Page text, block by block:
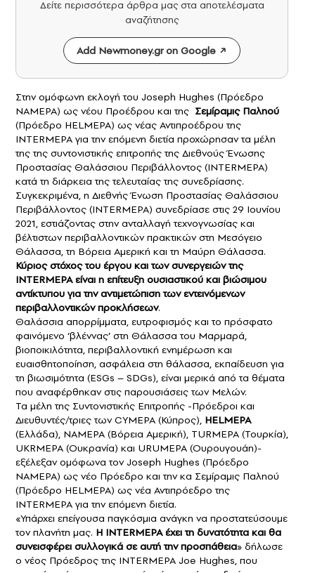
Δείτε περισσότερα άρθρα μας στα αποτελέσματα
αναζήτησης
Add Newmoney.gr on Google
Στην ομόφωνη εκλογή του Joseph Hughes (Πρόεδρο
NAMEPA) ως νέου Προέδρου και της Σεμίραμις Παληού
(Πρόεδρο HELMEPA) ως νέας Αντιπροέδρου της
INTERMEPA για την επόμενη διετία προχώρησαν τα μέλη
της της συντονιστικής επιτροπής της Διεθνούς Ένωσης
Προστασίας Θαλάσσιου Περιβάλλοντος (INTERMEPA)
κατά τη διάρκεια της τελευταίας της συνεδρίασης.
Συγκεκριμένα, η Διεθνής Ένωση Προστασίας Θαλάσσιου
Περιβάλλοντος (INTERMEPA) συνεδρίασε στις 29 Ιουνίου
2021, εστιάζοντας στην ανταλλαγή τεχνογνωσίας και
βέλτιστων περιβαλλοντικών πρακτικών στη Μεσόγειο
Θάλασσα, τη Βόρεια Αμερική και τη Μαύρη Θάλασσα.
Κύριος στόχος του έργου και των συνεργειών της
INTERMEPA είναι η επίτευξη ουσιαστικού και βιώσιμου
αντίκτυπου για την αντιμετώπιση των εντεινόμενων
περιβαλλοντικών προκλήσεων.
Θαλάσσια απορρίμματα, ευτροφισμός και το πρόσφατο
φαινόμενο ‘βλέννας’ στη Θάλασσα του Μαρμαρά,
βιοποικιλότητα, περιβαλλοντική ενημέρωση και
ευαισθητοποίηση, ασφάλεια στη θάλασσα, εκπαίδευση για
τη βιωσιμότητα (ESGs – SDGs), είναι μερικά από τα θέματα
που αναφέρθηκαν στις παρουσιάσεις των Μελών.
Τα μέλη της Συντονιστικής Επιτροπής -Πρόεδροι και
Διευθυντές/τριες των CYMEPA (Κύπρος), HELMEPA
(Ελλάδα), NAMEPA (Βόρεια Αμερική), TURMEPA (Τουρκία),
UKRMEPA (Ουκρανία) και URUMEPA (Ουρουγουάη)-
εξέλεξαν ομόφωνα τον Joseph Hughes (Πρόεδρο
NAMEPA) ως νέο Πρόεδρο και την κα Σεμίραμις Παληού
(Πρόεδρο HELMEPA) ως νέα Αντιπρόεδρο της
INTERMEPA για την επόμενη διετία.
«Υπάρχει επείγουσα παγκόσμια ανάγκη να προστατεύσουμε
τον πλανήτη μας. Η INTERMEPA έχει τη δυνατότητα και θα
συνεισφέρει συλλογικά σε αυτή την προσπάθεια» δήλωσε
ο νέος Πρόεδρος της INTERMEPA Joe Hughes, που